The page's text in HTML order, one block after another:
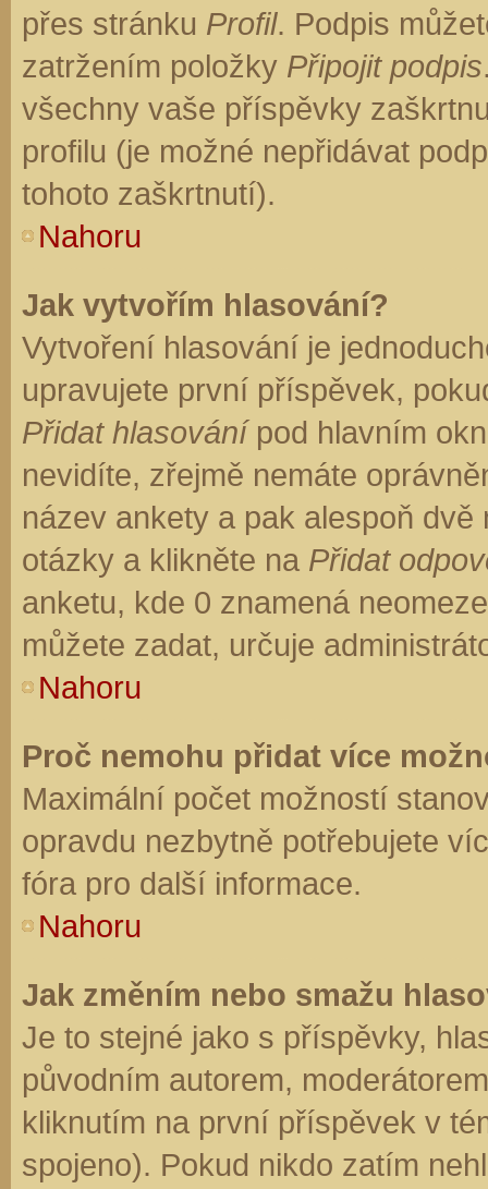
přes stránku Profil. Podpis
zatržením položky Připojit podpis
všechny vaše příspěvky
profilu (je možné nepřidávat
tohoto zaškrtnutí).
Nahoru
Jak vytvořím hlasování?
Vytvoření hlasování je
upravujete první příspěvek,
Přidat hlasovánípod hlavním
nevidíte, zřejmě nemáte
název ankety a pak alespoň
otázky a klikněte na Přidat
anketu, kde 0 znamená
můžete zadat, určuje
Nahoru
Proč nemohu přidat více
Maximální počet možností
opravdu nezbytně potřebujete
fóra pro další informace.
Nahoru
Jak změním nebo smažu
Je to stejné jako s příspěvky,
původním autorem,
kliknutím na první příspěvek v
spojeno). Pokud nikdo zatím